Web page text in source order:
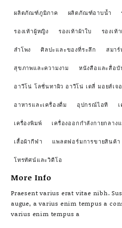
ผลิตภัณฑ์ภูมิภาค ผลิตภัณฑ์อาบน้ำ
รองเท้าผู้หญิง รองเท้าผ้าใบ รองเท้
ลำโพง ศิลปะและของที่ระลึก สมาร์
สุขภาพและความงาม หนังสือและสื่อบั
อาวีโน่ โลชั่นทาผิว อาวีโน่ เดลี่ มอยส์เจ
อาหารและเครื่องดื่ม อุปกรณ์ไอที
เครื่องพิมพ์ เครื่องออกกำลังกายกลางแ
เสื้อผ้ากีฬา แพลตฟอร์มการขายสินค้า
โทรทัศน์และวิดีโอ
More Info
Praesent varius erat vitae nibh.
augue, a varius enim tempus a
varius enim tempus a